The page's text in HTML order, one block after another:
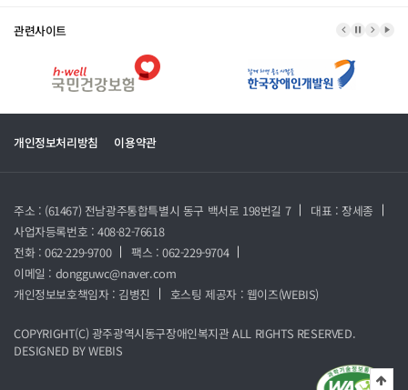
관련사이트 이전 배너
배너 정지
다음배
개인정보처리방침 이용약관
주소 : (61467) 전남광주통합특별시 동구 백서로 198번길 7
대표 : 장세종
사업자등록번호 : 408-82-76618
전화 : 062-229-9700
팩스 : 062-229-9704
이메일 : dongguwc@naver.com
개인정보보호책임자 : 김병진
호스팅 제공자 : 웹이즈(WEBIS)
COPYRIGHT(C) 광주광역시동구장애인복지관ALL RIGHTS RESERVED.
DESIGNED BYWEBIS